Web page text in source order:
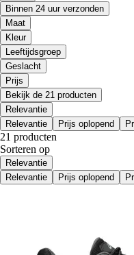
Binnen 24 uur verzonden
Maat
Kleur
Leeftijdsgroep
Geslacht
Prijs
Bekijk de 21 producten
Relevantie
Relevantie
Prijs oplopend
21 producten
Sorteren op
Relevantie
Relevantie
Prijs oplopend